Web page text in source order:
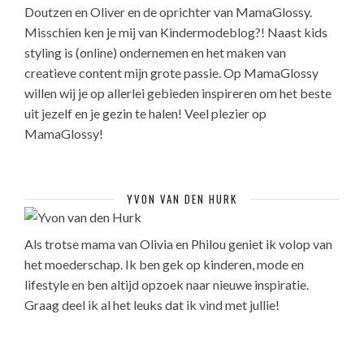
Doutzen en Oliver en de oprichter van MamaGlossy.
Misschien ken je mij van Kindermodeblog?! Naast kids
styling is (online) ondernemen en het maken van
creatieve content mijn grote passie. Op MamaGlossy
willen wij je op allerlei gebieden inspireren om het beste
uit jezelf en je gezin te halen! Veel plezier op
MamaGlossy!
YVON VAN DEN HURK
Als trotse mama van Olivia en Philou geniet ik volop van
het moederschap. Ik ben gek op kinderen, mode en
lifestyle en ben altijd opzoek naar nieuwe inspiratie.
Graag deel ik al het leuks dat ik vind met jullie!